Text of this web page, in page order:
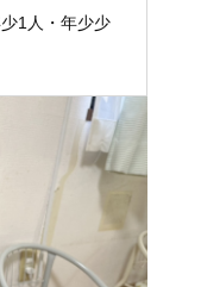
1人・年少少